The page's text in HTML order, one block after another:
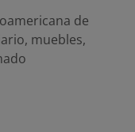
de
, muebles,